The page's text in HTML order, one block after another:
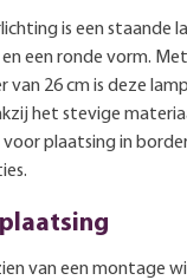
is een staande
een ronde vorm.
van 26 cm is deze
het stevige
voor plaatsing in
van een montage